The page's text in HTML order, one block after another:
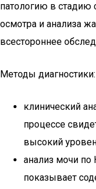
патологию в стадию
осмотра и анализа
всестороннее
Методы диагностики:
клинический
процессе
высокий
анализ мочи
показывает